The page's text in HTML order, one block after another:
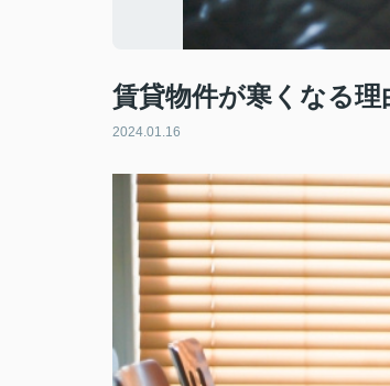
賃貸物件が寒くなる理
2024.01.16